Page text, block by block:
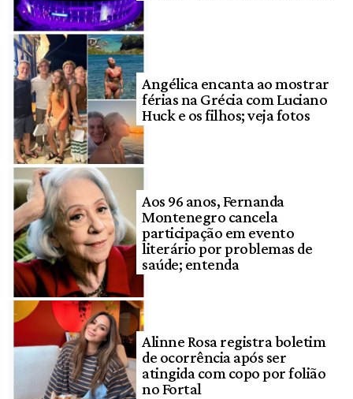
Angélica encanta ao mostrar
férias na Grécia com Luciano
Huck e os filhos; veja fotos
Aos 96 anos, Fernanda
Montenegro cancela
participação em evento
literário por problemas de
saúde; entenda
Alinne Rosa registra boletim
de ocorrência após ser
atingida com copo por folião
no Fortal